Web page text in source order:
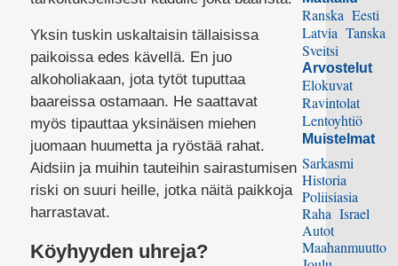
Yksin tuskin uskaltaisin tällaisissa
paikoissa edes kävellä. En juo
alkoholiakaan, jota tytöt tuputtaa
baareissa ostamaan. He saattavat
myös tipauttaa yksinäisen miehen
juomaan huumetta ja ryöstää rahat.
Aidsiin ja muihin tauteihin sairastumisen
riski on suuri heille, jotka näitä paikkoja
harrastavat.
Köyhyyden uhreja?
Ranska Eesti
Latvia Tanska
Sveitsi
Arvostelut
Elokuvat
Ravintolat
Lentoyhtiö
Muistelmat
Sarkasmi
Historia
Poliisiasia
Raha Israel
Autot
Maahanmuutto